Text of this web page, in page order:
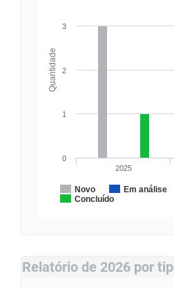
Quantidade
Novo Em análise
Concluído
2025
0
1
2
3
Relatório de 2026 por